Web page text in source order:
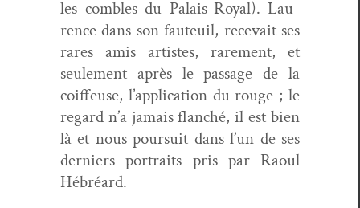
les combles du Palais-Roy­al). Lau­
rence dans son fau­teuil, rece­vait ses
rares amis artistes, rarement, et
seule­ment après le pas­sage de la
coif­feuse, l’application du rouge ; le
regard n’a jamais flanché, il est bien
là et nous pour­suit dans l’un de ses
derniers por­traits pris par Raoul
Hébréard.